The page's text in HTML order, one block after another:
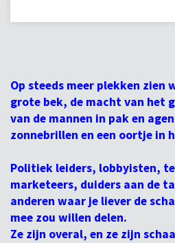
Op steeds meer plekken zien
grote bek, de macht van het
van de mannen in pak en
zonnebrillen en een oortje in
Politiek leiders, lobbyisten,
marketeers, duiders aan de
anderen waar je liever de
mee zou willen delen.
Ze zijn overal, en ze zijn